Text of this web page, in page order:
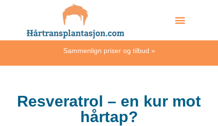
Sammenlign priser og tilbud »
Resveratrol – en kur mot
hårtap?